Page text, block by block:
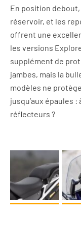
En position
réservoir, et les
offrent une
les versions
supplément de
jambes, mais la
modèles ne
jusqu’aux épaules
réflecteurs ?